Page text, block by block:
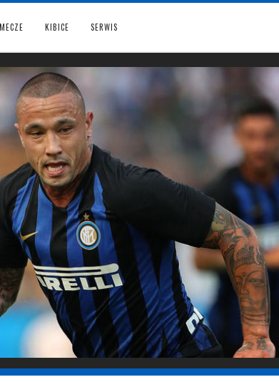
MECZE KIBICE SERWIS